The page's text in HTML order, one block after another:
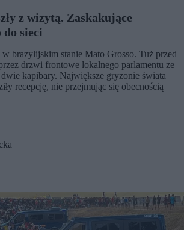
z wizytą. Zaskakujące
sieci
w brazylijskim stanie Mato Grosso. Tuż przed
drzwi frontowe lokalnego parlamentu ze
kapibary. Największe gryzonie świata
recepcję, nie przejmując się obecnością